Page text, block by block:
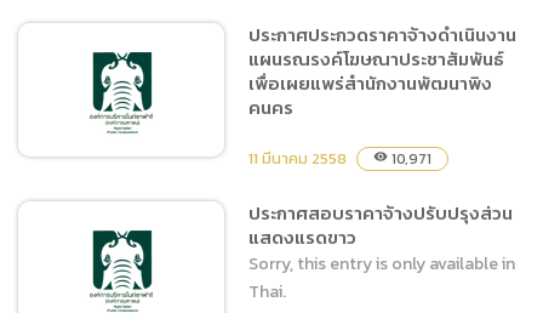
ประกาศสอบราคาจ้างเหมา
บำรุงรักษาระบบบำบัดน้ำเสีย
ประกาศประกวดราคาจ้าง
ดำเนินงานแผนรณรงค์
โฆษณาประชาสัมพันธ์เพื่อเผย
ประกาศประกวดราคาจ้างดำเนินงาน
แผนรณรงค์โฆษณาประชาสัมพันธ์
เพื่อเผยแพร่สำนักงานพัฒนาพิง
คนคร
11 มีนาคม 2558 visibility 10,971
ประกาศสอบราคาจ้างปรับปรุงส่วน
แสดงแรดขาว
Sorry, this entry is only available in
Thai.